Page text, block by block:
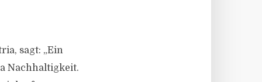
sagt: „Ein
Nachhaltigkeit.